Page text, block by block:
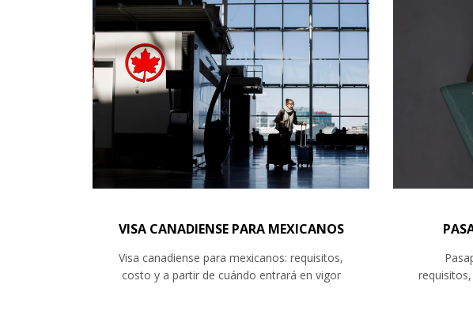
VISA CANADIENSE PARA MEXICANOS
Visa canadiense para mexicanos: requisitos,
costo y a partir de cuándo entrará en vigor